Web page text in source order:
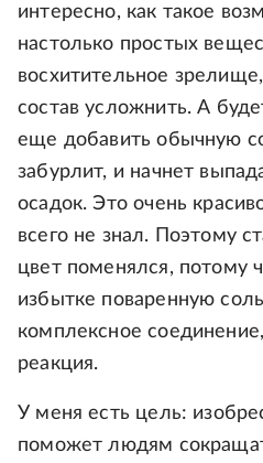
интересно, как такое
настолько простых
восхитительное
состав усложнить. А
еще добавить обычную
забурлит, и начнет
осадок. Это очень
всего не знал. Поэтому
цвет поменялся, потому
избытке поваренную
комплексное
реакция.
У меня есть цель:
поможет людям